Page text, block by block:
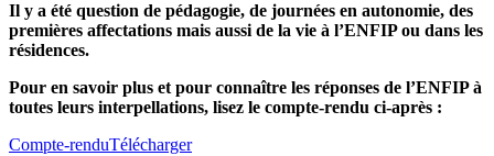
Il y a été question de pédagogie, de journées en autonomie, des
premières affectations mais aussi de la vie à l’ENFIP ou dans les
résidences.
Pour en savoir plus et pour connaître les réponses de l’ENFIP à
toutes leurs interpellations, lisez le compte-rendu ci-après :
Compte-renduTélécharger